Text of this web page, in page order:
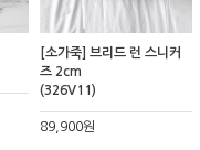
[소가죽] 브리드 런 스니커
즈 2cm
(326V11)
89,900원